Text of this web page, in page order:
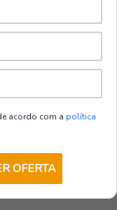
acordo com a política
OFERTA